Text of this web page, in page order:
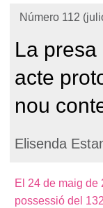
Número 112
La presa
acte
nou
Elisenda
El 24 de maig de
possessió del